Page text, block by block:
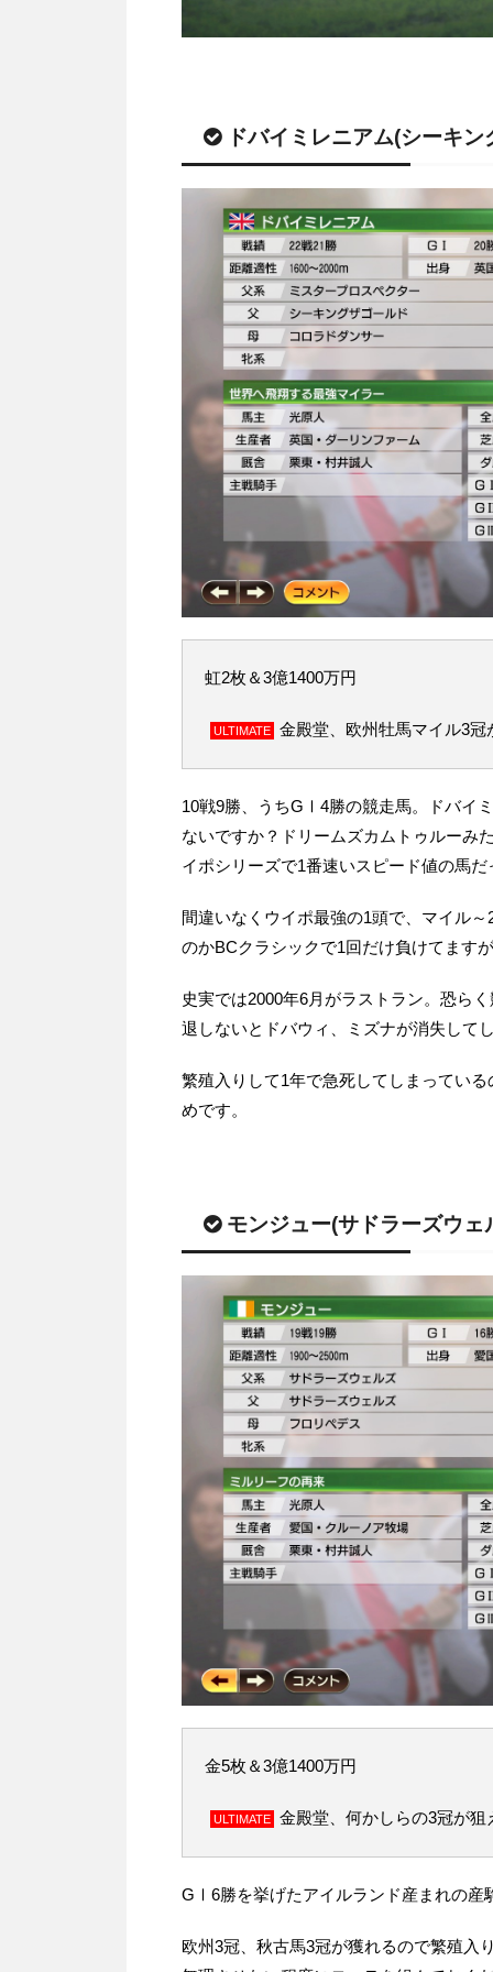
ドバイミレニアム(シーキ
虹2枚＆3億1400万円
ULTIMATE 金殿堂、欧州牡馬マイル3冠
10戦9勝、うちGⅠ4勝の競走馬。ドバイ
ないですか？ドリームズカムトゥルーみ
イポシリーズで1番速いスピード値の馬
間違いなくウイポ最強の1頭で、マイル
のかBCクラシックで1回だけ負けてます
史実では2000年6月がラストラン。恐ら
退しないとドバウィ、ミズナが消失して
繁殖入りして1年で急死してしまってい
めです。
モンジュー(サドラーズウ
金5枚＆3億1400万円
ULTIMATE 金殿堂、何かしらの3冠が狙
GⅠ6勝を挙げたアイルランド産まれの産
欧州3冠、秋古馬3冠が獲れるので繁殖入